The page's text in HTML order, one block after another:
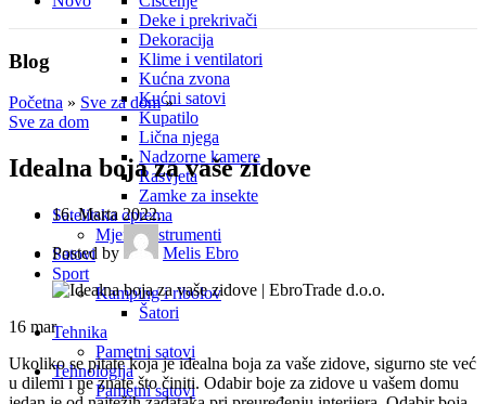
Deke i prekrivači
Dekoracija
Klime i ventilatori
Kućna zvona
Kućni satovi
Kupatilo
Lična njega
Nadzorne kamere
Rasvjeta
Zamke za insekte
Satelitska oprema
Mjerni instrumenti
Satovi
Sport
Kamping i ribolov
Šatori
Tehnika
Pametni satovi
Tehnologija
Pametni satovi
Blog
Početna » Sve za dom»
Sve za dom
Idealna boja za vaše zidove
16. Marta 2022.
Posted by Melis Ebro
16 mar
Ukoliko se pitate koja je idealna boja za vaše zidove, sigurno ste već
u dilemi i ne znate što činiti. Odabir boje za zidove u vašem domu